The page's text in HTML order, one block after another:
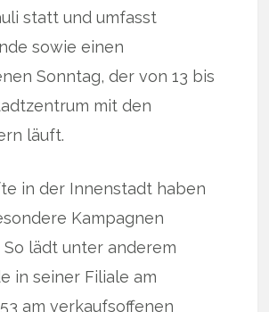
statt und umfasst
sowie einen
Sonntag, der von 13 bis
mit den
läuft.
in der Innenstadt haben
Kampagnen
So lädt unter anderem
in seiner Filiale am
am verkaufsoffenen